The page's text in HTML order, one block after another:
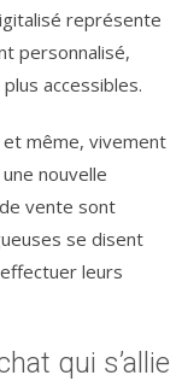
représente
personnalisé,
accessibles.
même, vivement
nouvelle
vente sont
se disent
leurs
qui s’allie